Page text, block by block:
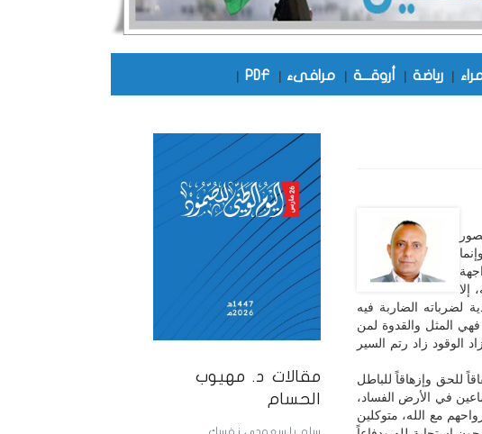
| رياضة | أروقـــة | مرافىء |
PDF
|
مقالات د. مهيوب
الحسام
إلا
لضرباته الضاربة فيه
فهي المثل والقدوة لمن
الوقود زاد رتم السير
للحق وإزهاقاً للباطل
في الأرض الفساد،
مع الله، متوكلين